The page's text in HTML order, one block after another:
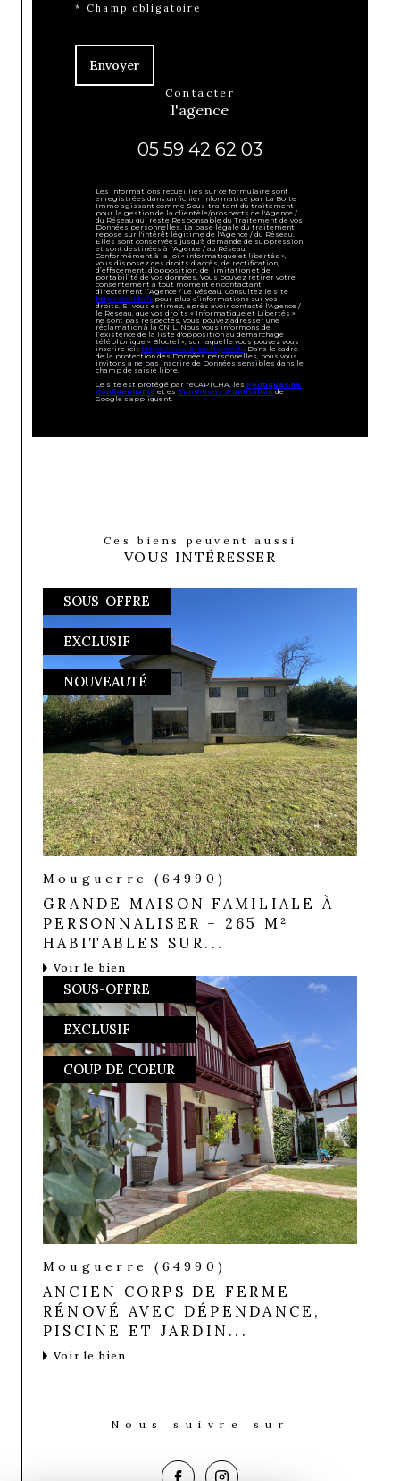
* Champ obligatoire
Envoyer
contacter
l'agence
05 59 42 62 03
Les informations recueillies sur ce formulaire sont
enregistrées dans un fichier informatisé par La Boite
Immo agissant comme Sous-traitant du traitement
pour la gestion de la clientèle/prospects de l'Agence /
du Réseau qui reste Responsable du Traitement de vos
Données personnelles. La base légale du traitement
repose sur l'intérêt légitime de l'Agence / du Réseau.
Elles sont conservées jusqu'à demande de suppression
et sont destinées à l'Agence / au Réseau.
Conformément à la loi « informatique et libertés »,
vous disposez des droits d’accès, de rectification,
d’effacement, d’opposition, de limitation et de
portabilité de vos données. Vous pouvez retirer votre
consentement à tout moment en contactant
directement l’Agence / Le Réseau. Consultez le site
https://cnil.fr/fr pour plus d’informations sur vos
droits. Si vous estimez, après avoir contacté l'Agence /
le Réseau, que vos droits « Informatique et Libertés »
ne sont pas respectés, vous pouvez adresser une
réclamation à la CNIL. Nous vous informons de
l’existence de la liste d'opposition au démarchage
téléphonique « Bloctel », sur laquelle vous pouvez vous
inscrire ici : https://www.bloctel.gouv.fr . Dans le cadre
de la protection des Données personnelles, nous vous
invitons à ne pas inscrire de Données sensibles dans le
champ de saisie libre.
Ce site est protégé par reCAPTCHA, lesPolitiques de
Confidentialité et esConditions d'utilisationde
Google s'appliquent.
Ces biens peuvent aussi
VOUS INTÉRESSER
SOUS-OFFRE
EXCLUSIF
NOUVEAUTÉ
Mouguerre (64990)
GRANDE MAISON FAMILIALE À
PERSONNALISER – 265 M²
HABITABLES SUR...
Voir le bien
SOUS-OFFRE
EXCLUSIF
COUP DE COEUR
Mouguerre (64990)
ANCIEN CORPS DE FERME
RÉNOVÉ AVEC DÉPENDANCE,
PISCINE ET JARDIN...
Voir le bien
Nous suivre sur